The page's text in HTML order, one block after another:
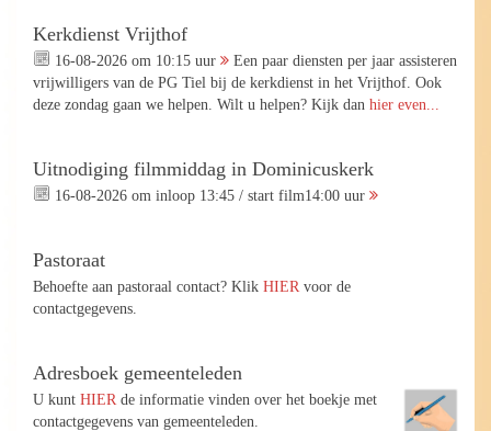
Kerkdienst Vrijthof
16-08-2026 om 10:15 uur
Een paar diensten per jaar assisteren
vrijwilligers van de PG Tiel bij de kerkdienst in het Vrijthof. Ook
deze zondag gaan we helpen. Wilt u helpen? Kijk dan hier even...
Uitnodiging filmmiddag in Dominicuskerk
16-08-2026 om inloop 13:45 / start film14:00 uur
Pastoraat
Behoefte aan pastoraal contact? Klik HIER voor de
contactgegevens.
Adresboek gemeenteleden
U kunt HIER de informatie vinden over het boekje met
contactgegevens van gemeenteleden.